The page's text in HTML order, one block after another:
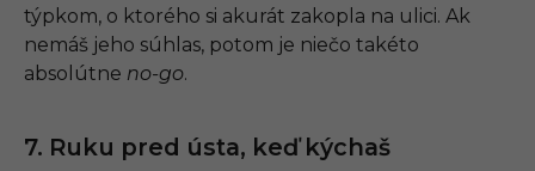
týpkom, o ktorého si akurát zakopla na ulici. Ak
nemáš jeho súhlas, potom je niečo takéto
absolútne no-go.
7. Ruku pred ústa, keď kýchaš